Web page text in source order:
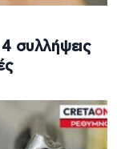
συλλήψεις